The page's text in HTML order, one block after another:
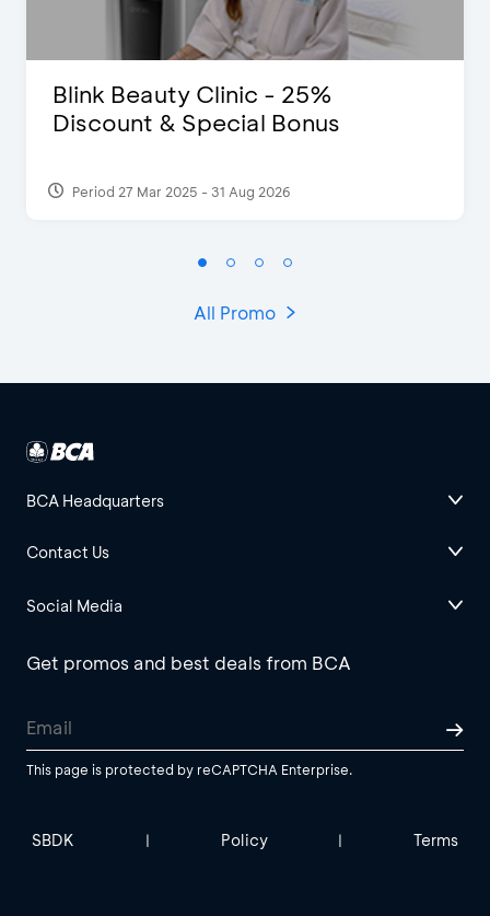
Blink Beauty Clinic - 25%
Discount & Special Bonus
Period 27 Mar 2025 - 31 Aug 2026
All Promo
BCA Headquarters
Contact Us
Social Media
Get promos and best deals from BCA
This page is protected by reCAPTCHA Enterprise.
SBDK | Policy | Terms